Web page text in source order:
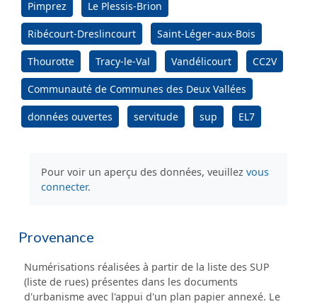
Pimprez Le Plessis-Brion
Ribécourt-Dreslincourt Saint-Léger-aux-Bois
Thourotte Tracy-le-Val Vandélicourt CC2V
Communauté de Communes des Deux Vallées
données ouvertes servitude sup EL7
Pour voir un aperçu des données, veuillez vous
connecter.
Provenance
Numérisations réalisées à partir de la liste des SUP
(liste de rues) présentes dans les documents
d'urbanisme avec l'appui d'un plan papier annexé. Le